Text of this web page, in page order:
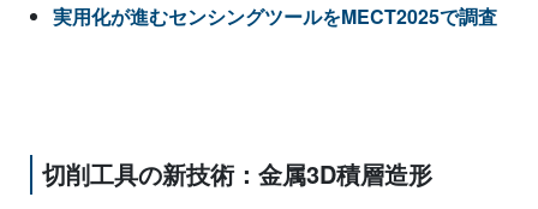
実用化が進むセンシングツールをMECT2025で調査
切削工具の新技術：金属3D積層造形